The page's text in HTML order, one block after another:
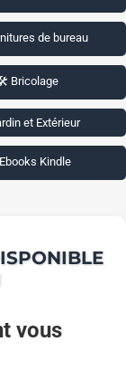
de bureau
Bricolage
et Extérieur
Kindle
vous